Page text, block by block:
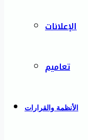
الإعلانات
تعاميم
الأنظمة والقرارات